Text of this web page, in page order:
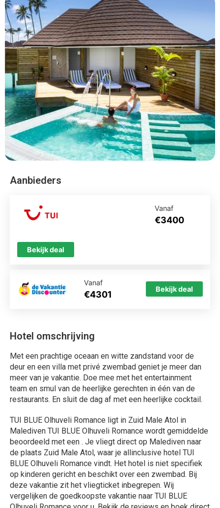
Hotel omschrijving
Met een prachtige oceaan en witte zandstand voor de
deur en een villa met privé zwembad geniet je meer dan
meer van je vakantie. Doe mee met het entertainment
team en smul van de heerlijke gerechten in één van de
restaurants. En sluit de dag af met een heerlijke cocktail.
TUI BLUE Olhuveli Romance ligt in Zuid Male Atol in
Malediven TUI BLUE Olhuveli Romance wordt gemiddelde
beoordeeld met een . Je vliegt direct op Malediven naar
de plaats Zuid Male Atol, waar je allinclusive hotel TUI
BLUE Olhuveli Romance vindt. Het hotel is niet specifiek
op kinderen gericht en beschikt over een zwembad. Bij
deze vakantie zit het vliegticket inbegrepen. Wij
vergelijken de goedkoopste vakantie naar TUI BLUE
Aanbieders
Vanaf
€3400
Bekijk deal
Vanaf
€4301 Bekijk deal